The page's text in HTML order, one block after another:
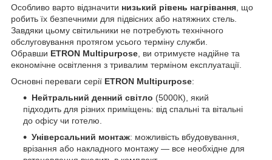
Особливо варто відзначити низький рівень нагрівання , що
робить їх безпечними для підвісних або натяжних стель.
Завдяки цьому світильники не потребують технічного
обслуговування протягом усього терміну служби.
Обравши ETRON Multipurpose , ви отримуєте надійне та
економічне освітлення з тривалим терміном експлуатації.
Основні переваги серії ETRON Multipurpose:
Нейтральний денний світло (5000К), який
підходить для різних приміщень: від спальні та вітальні
до офісу чи готелю.
Універсальний монтаж: можливість вбудовування,
врізання або накладного монтажу — все необхідне для